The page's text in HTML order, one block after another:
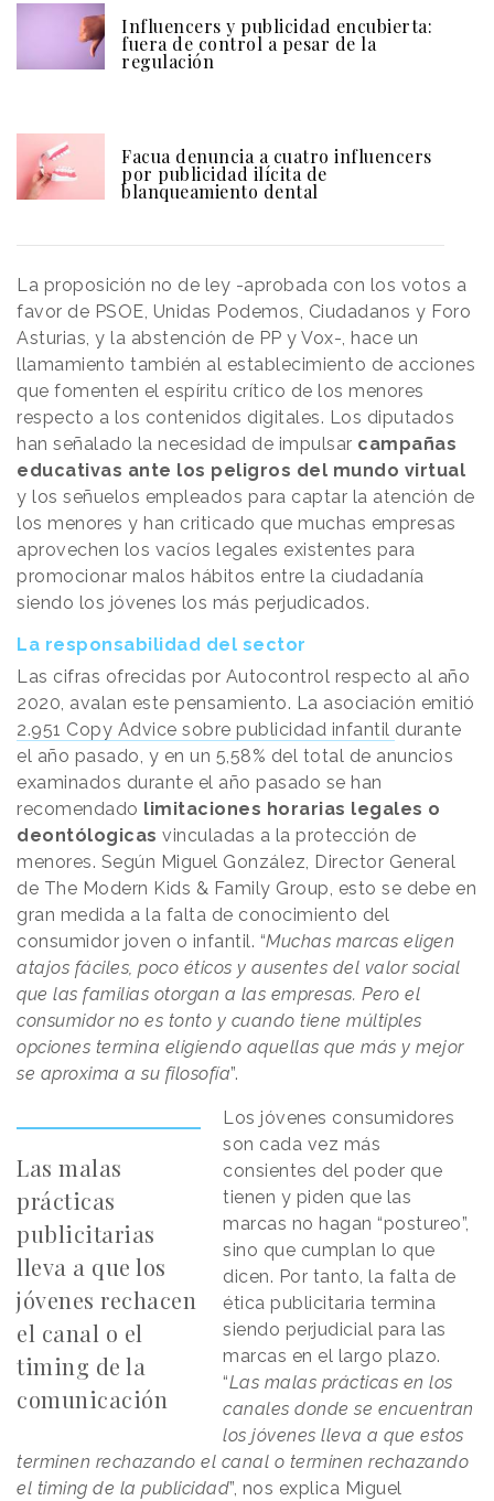
Influencers y publicidad encubierta:
fuera de control a pesar de la
regulación
Facua denuncia a cuatro influencers
por publicidad ilícita de
blanqueamiento dental
La proposición no de ley -aprobada con los votos a
favor de PSOE, Unidas Podemos, Ciudadanos y Foro
Asturias, y la abstención de PP y Vox-, hace un
llamamiento también al establecimiento de acciones
que fomenten el espíritu crítico de los menores
respecto a los contenidos digitales. Los diputados
han señalado la necesidad de impulsar campañas
educativas ante los peligros del mundo virtual
y los señuelos empleados para captar la atención de
los menores y han criticado que muchas empresas
aprovechen los vacíos legales existentes para
promocionar malos hábitos entre la ciudadanía
siendo los jóvenes los más perjudicados.
La responsabilidad del sector
Las cifras ofrecidas por Autocontrol respecto al año
2020, avalan este pensamiento. La asociación emitió
2.951 Copy Advice sobre publicidad infantil durante
el año pasado, y en un 5,58% del total de anuncios
examinados durante el año pasado se han
recomendado limitaciones horarias legales o
deontólogicas vinculadas a la protección de
menores. Según Miguel González, Director General
de The Modern Kids & Family Group, esto se debe en
gran medida a la falta de conocimiento del
consumidor joven o infantil. “Muchas marcas eligen
atajos fáciles, poco éticos y ausentes del valor social
que las familias otorgan a las empresas. Pero el
consumidor no es tonto y cuando tiene múltiples
opciones termina eligiendo aquellas que más y mejor
se aproxima a su filosofía”.
Las malas
prácticas
publicitarias
lleva a que los
jóvenes rechacen
el canal o el
timing de la
comunicación
Los jóvenes consumidores
son cada vez más
consientes del poder que
tienen y piden que las
marcas no hagan “postureo”,
sino que cumplan lo que
dicen. Por tanto, la falta de
ética publicitaria termina
siendo perjudicial para las
marcas en el largo plazo.
“Las malas prácticas en los
canales donde se encuentran
los jóvenes lleva a que estos
terminen rechazando el canal o terminen rechazando
el timing de la publicidad”, nos explica Miguel